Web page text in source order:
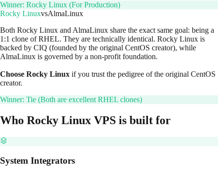
Winner: Rocky Linux (For Production)
Rocky LinuxvsAlmaLinux
Both Rocky Linux and AlmaLinux share the exact same goal: being a
1:1 clone of RHEL. They are technically identical. Rocky Linux is
backed by CIQ (founded by the original CentOS creator), while
AlmaLinux is governed by a non-profit foundation.
Choose Rocky Linux if you trust the pedigree of the original CentOS
creator.
Winner: Tie (Both are excellent RHEL clones)
Who Rocky Linux VPS is built for
System Integrators